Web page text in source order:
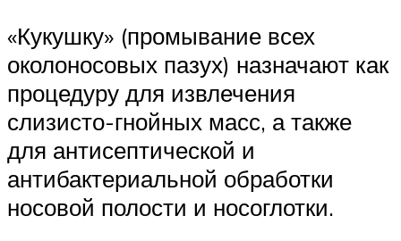
«Кукушку» (промывание всех
околоносовых пазух) назначают как
процедуру для извлечения
слизисто-гнойных масс, а также
для антисептической и
антибактериальной обработки
носовой полости и носоглотки.